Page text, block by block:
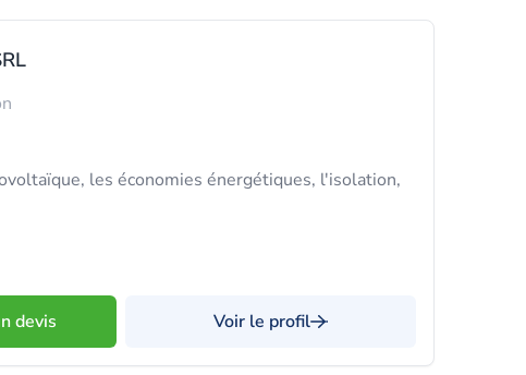
les économies énergétiques, l'isolation,
devis Voir le profil